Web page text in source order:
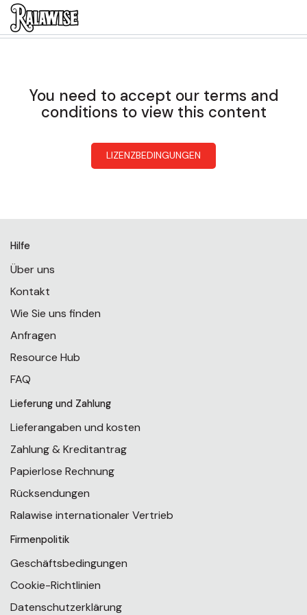
You need to accept our terms and
conditions to view this content
LIZENZBEDINGUNGEN
Hilfe
Über uns
Kontakt
Wie Sie uns finden
Anfragen
Resource Hub
FAQ
Lieferung und Zahlung
Lieferangaben und kosten
Zahlung & Kreditantrag
Papierlose Rechnung
Rücksendungen
Ralawise internationaler Vertrieb
Firmenpolitik
Geschäftsbedingungen
Cookie-Richtlinien
Datenschutzerklärung